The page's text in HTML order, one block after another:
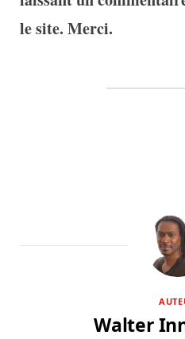
le site. Merci.
Walter